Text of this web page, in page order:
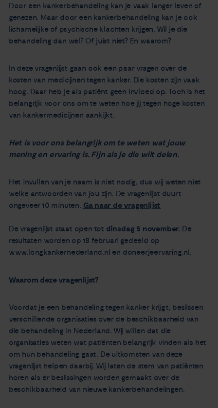
Door een kankerbehandeling kan je vaak langer leven of
genezen. Maar door een kankerbehandeling kan je ook
lichamelijke of psychische klachten krijgen. Wil je die
behandeling dan wel? Of juist niet? En waarom?
In deze vragenlijst gaan ook een paar vragen over de
kosten van medicijnen tegen kanker. Die kosten zijn vaak
hoog. Daar heb je als patiënt geen invloed op. Toch is het
belangrijk voor ons om te weten hoe jij tegen hoge kosten
van kankermedicijnen aankijkt.
Het is voor ons belangrijk om te weten wat jouw
mening en ervaring is. Fijn als je die wilt delen.
Het invullen van je naam is niet nodig, dus wij weten niet
welke antwoorden van jou zijn. De vragenlijst duurt
ongeveer 10 minuten. Ga naar de vragenlijst
De vragenlijst staat open tot dinsdag 5 november. De
resultaten worden op 18 februari gedeeld op
www.longkankernederland.nl en doneerjeervaring.nl.
Waarom deze vragenlijst?
Voordat je een behandeling tegen kanker krijgt, beslissen
verschillende organisaties over de beschikbaarheid van
die behandeling in Nederland. Wij willen dat die
organisaties weten wat patiënten belangrijk vinden als het
om hun behandeling gaat. De uitkomsten van deze
vragenlijst helpen daarbij. Wij laten de stem van patiënten
horen als er beslissingen worden gemaakt over de
beschikbaarheid van nieuwe kankerbehandelingen.